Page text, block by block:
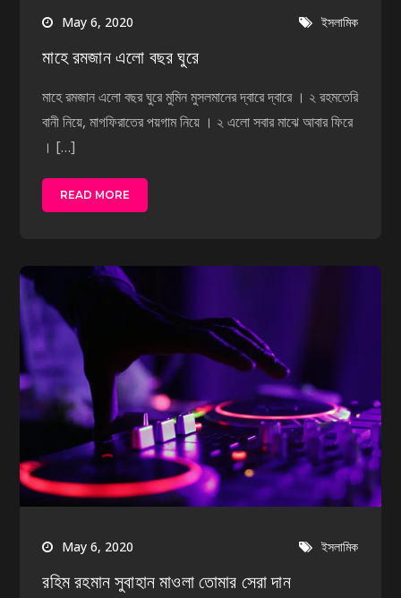
May 6, 2020 ইসলামিক
মাহে রমজান এলো বছর ঘুরে
মাহে রমজান এলো বছর ঘুরে মুমিন মুসলমানের দ্বারে দ্বারে । ২ রহমতেরি
বানী নিয়ে, মাগফিরাতের পয়গাম নিয়ে । ২ এলো সবার মাঝে আবার ফিরে
। […]
READ MORE
May 6, 2020 ইসলামিক
রহিম রহমান সুবাহান মাওলা তোমার সেরা দান